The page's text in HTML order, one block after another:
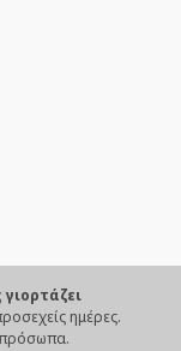
γιορτάζει
ημέρες.